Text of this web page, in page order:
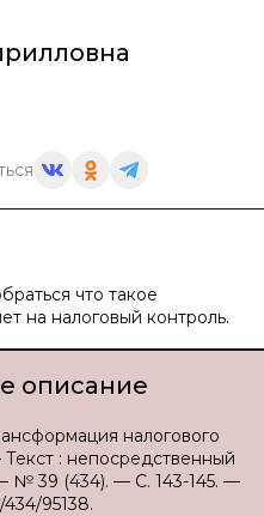
что такое
на налоговый контроль.
описание
налогового
: непосредственный
39 (434). — С. 143-145. —
95138.